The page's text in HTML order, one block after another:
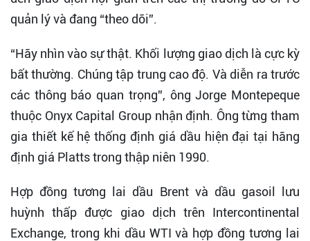
quản lý và đang “theo dõi”.
“Hãy nhìn vào sự thật. Khối lượng giao dịch là cực kỳ
bất thường. Chúng tập trung cao độ. Và diễn ra trước
các thông báo quan trọng”, ông Jorge Montepeque
thuộc Onyx Capital Group nhận định. Ông từng tham
gia thiết kế hệ thống định giá dầu hiện đại tại hãng
định giá Platts trong thập niên 1990.
Hợp đồng tương lai dầu Brent và dầu gasoil lưu
huỳnh thấp được giao dịch trên Intercontinental
Exchange, trong khi dầu WTI và hợp đồng tương lai